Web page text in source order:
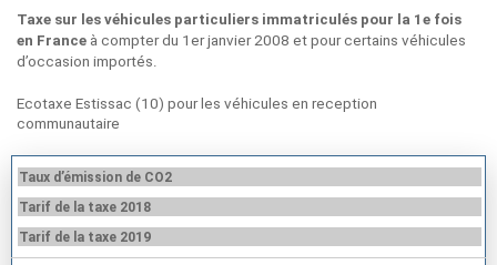
Taxe sur les véhicules particuliers immatriculés pour la 1e fois
en France à compter du 1er janvier 2008 et pour certains véhicules
d’occasion importés.
Ecotaxe Estissac (10) pour les véhicules en reception
communautaire
Taux d’émission de CO2
Tarif de la taxe 2018
Tarif de la taxe 2019